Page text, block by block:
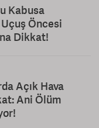
Kabusa
Öncesi
Dikkat!
Açık Hava
Ani Ölüm